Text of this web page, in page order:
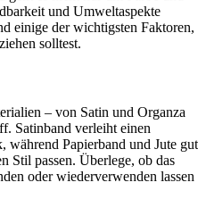
und Umweltaspekte
einige der wichtigsten Faktoren,
solltest.
– von Satin und Organza
Satinband verleiht einen
während Papierband und Jute gut
Stil passen. Überlege, ob das
oder wiederverwenden lassen